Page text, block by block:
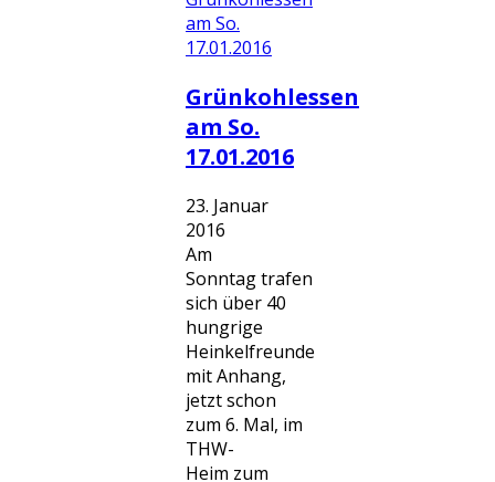
Grünkohlessen
am So.
17.01.2016
23. Januar
2016
Am
Sonntag trafen
sich über 40
hungrige
Heinkelfreunde
mit Anhang,
jetzt schon
zum 6. Mal, im
THW-
Heim zum